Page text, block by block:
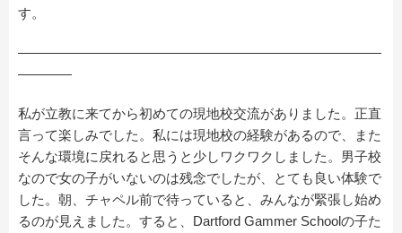
す。
———————————————————————————
————
私が立教に来てから初めての現地校交流がありました。正直
言って楽しみでした。私には現地校の経験があるので、また
そんな環境に戻れると思うと少しワクワクしました。男子校
なので女の子がいないのは残念でしたが、とても良い体験で
した。朝、チャペル前で待っていると、みんなが緊張し始め
るのが見えました。すると、Dartford Gammer Schoolの子た